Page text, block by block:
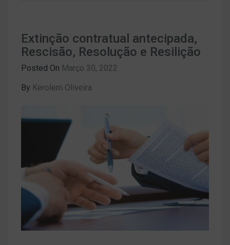
Extinção contratual antecipada,
Rescisão, Resolução e Resilição
Posted On Março 30, 2022
By Kerolem Oliveira